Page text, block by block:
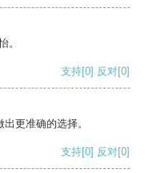
。
支持[0] 反对[0]
更准确的选择。
支持[0] 反对[0]